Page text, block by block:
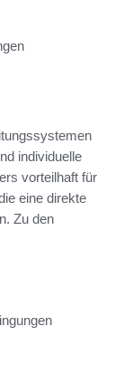
individuelle
vorteilhaft für
eine direkte
Zu den